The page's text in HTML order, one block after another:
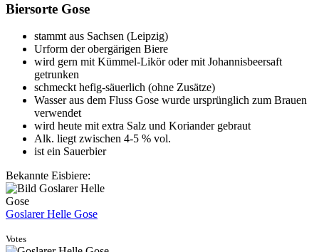
Biersorte Gose
stammt aus Sachsen (Leipzig)
Urform der obergärigen Biere
wird gern mit Kümmel-Likör oder mit Johannisbeersaft
getrunken
schmeckt hefig-säuerlich (ohne Zusätze)
Wasser aus dem Fluss Gose wurde ursprünglich zum Brauen
verwendet
wird heute mit extra Salz und Koriander gebraut
Alk. liegt zwischen 4-5 % vol.
ist ein Sauerbier
Bekannte Eisbiere:
Goslarer Helle Gose
Votes